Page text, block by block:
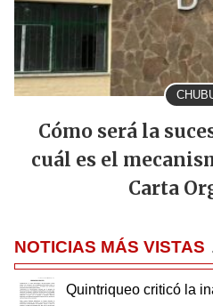
Cómo será la
cuál es el
Carta
NOTICIAS MÁS VISTAS
Quintriqueo criticó la